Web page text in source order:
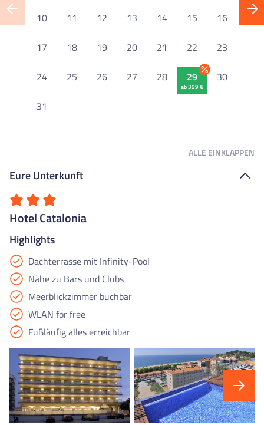
10 11 12 13 14 15 16
17 18 19 20 21 22 23
24 25 26 27 28 29
ab 399 €
30
31
ALLE EINKLAPPEN
Eure Unterkunft
Hotel Catalonia
Highlights
Dachterrasse mit Infinity-Pool
Nähe zu Bars und Clubs
Meerblickzimmer buchbar
WLAN for free
Fußläufig alles erreichbar